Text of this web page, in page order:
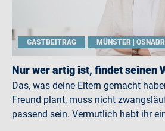
GASTBEITRAG MÜNSTER |
Nur wer artig ist, findet seinen
Das, was deine Eltern gemacht
Freund plant, muss nicht
passend sein. Vermutlich habt ihr